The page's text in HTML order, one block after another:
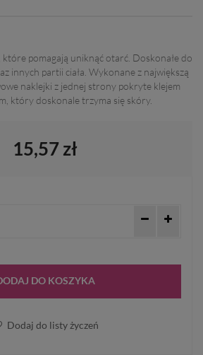
które pomagają uniknąć otarć. Doskonałe do
innych partii ciała. Wykonane z największą
naklejki z jednej strony pokryte klejem
który doskonale trzyma się skóry.
15,57 zł
DO KOSZYKA
Dodaj do listy życzeń